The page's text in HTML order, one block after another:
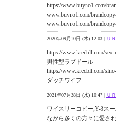
https://www.buyno1.com/
www.buyno1.com/
www.buyno1.com/
2020年09月10日 (木) 12:03 | Ｕ
https://www.kredoll.com/
男性型ラブドール
https://www.kredoll.com/
ダッチワイフ
2021年07月28日 (水) 10:47 | Ｕ
ワイスリーコピー,Y-3ス
ながら多くの方々に愛さ